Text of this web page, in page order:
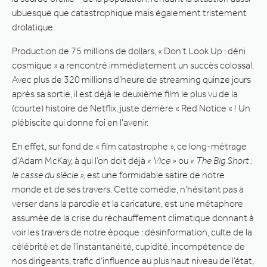
ubuesque que catastrophique mais également tristement
drolatique.
Production de 75 millions de dollars, « Don’t Look Up : déni
cosmique » a rencontré immédiatement un succès colossal.
Avec plus de 320 millions d’heure de streaming quinze jours
après sa sortie, il est déjà le deuxième film le plus vu de la
(courte) histoire de Netflix, juste derrière « Red Notice « ! Un
plébiscite qui donne foi en l’avenir.
En effet, sur fond de « film catastrophe », ce long-métrage
d’Adam McKay, à qui l’on doit déjà « Vice » ou « The Big Short :
le casse du siècle », est une formidable satire de notre
monde et de ses travers. Cette comédie, n’hésitant pas à
verser dans la parodie et la caricature, est une métaphore
assumée de la crise du réchauffement climatique donnant à
voir les travers de notre époque : désinformation, culte de la
célébrité et de l’instantanéité, cupidité, incompétence de
nos dirigeants, trafic d’influence au plus haut niveau de l’état,